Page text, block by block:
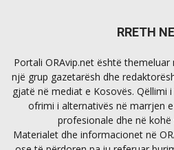
RRETH
Portali ORAvip.net është
një grup gazetarësh dhe
gjatë në mediat e Kosovës.
ofrimi i alternativës në marrjen
profesionale dhe në
Materialet dhe informacionet në